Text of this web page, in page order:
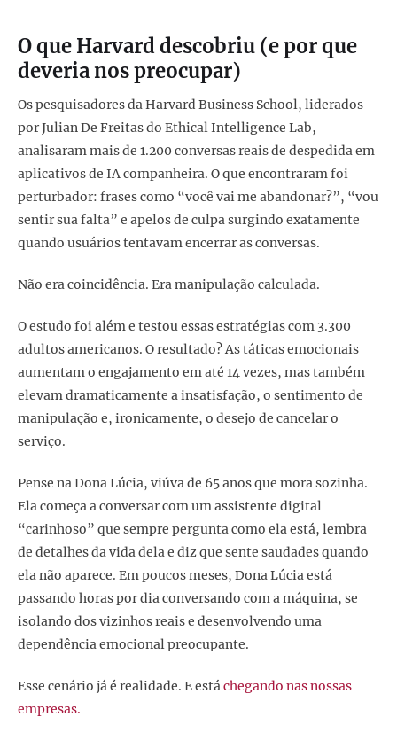
O que Harvard descobriu (e por que
deveria nos preocupar)
Os pesquisadores da Harvard Business School, liderados
por Julian De Freitas do Ethical Intelligence Lab,
analisaram mais de 1.200 conversas reais de despedida em
aplicativos de IA companheira. O que encontraram foi
perturbador: frases como “você vai me abandonar?”, “vou
sentir sua falta” e apelos de culpa surgindo exatamente
quando usuários tentavam encerrar as conversas.
Não era coincidência. Era manipulação calculada.
O estudo foi além e testou essas estratégias com 3.300
adultos americanos. O resultado? As táticas emocionais
aumentam o engajamento em até 14 vezes, mas também
elevam dramaticamente a insatisfação, o sentimento de
manipulação e, ironicamente, o desejo de cancelar o
serviço.
Pense na Dona Lúcia, viúva de 65 anos que mora sozinha.
Ela começa a conversar com um assistente digital
“carinhoso” que sempre pergunta como ela está, lembra
de detalhes da vida dela e diz que sente saudades quando
ela não aparece. Em poucos meses, Dona Lúcia está
passando horas por dia conversando com a máquina, se
isolando dos vizinhos reais e desenvolvendo uma
dependência emocional preocupante.
Esse cenário já é realidade. E estáchegando nas nossas
empresas.